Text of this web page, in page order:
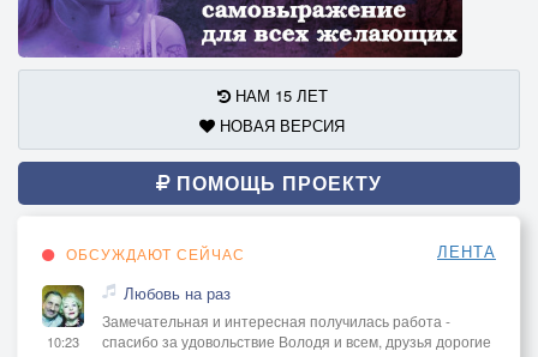
НАМ 15 ЛЕТ
НОВАЯ ВЕРСИЯ
ПОМОЩЬ ПРОЕКТУ
ОБСУЖДАЮТ СЕЙЧАС ЛЕНТА
10:23
Любовь на раз
Замечательная и интересная получилась работа -
спасибо за удовольствие Володя и всем, друзья дорогие